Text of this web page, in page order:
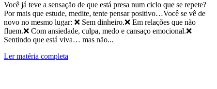
Você já teve a sensação de que está presa num ciclo que se repete?
Por mais que estude, medite, tente pensar positivo…Você se vê de
novo no mesmo lugar: ❌ Sem dinheiro.❌ Em relações que não
fluem.❌ Com ansiedade, culpa, medo e cansaço emocional.❌
Sentindo que está viva… mas não...
Ler matéria completa